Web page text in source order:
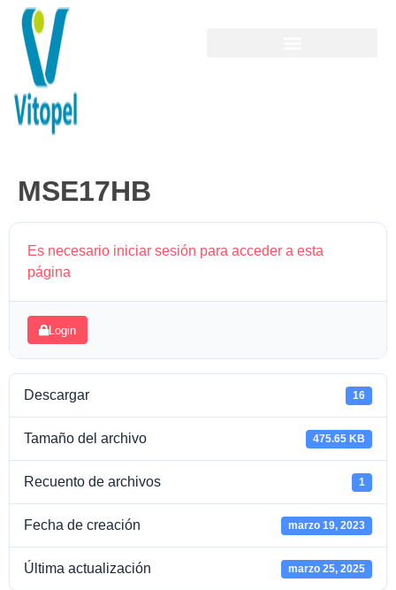
MSE17HB
Es necesario iniciar sesión para acceder a esta
página
Login
Descargar 16
Tamaño del archivo 475.65 KB
Recuento de archivos 1
Fecha de creación marzo 19, 2023
Última actualización marzo 25, 2025